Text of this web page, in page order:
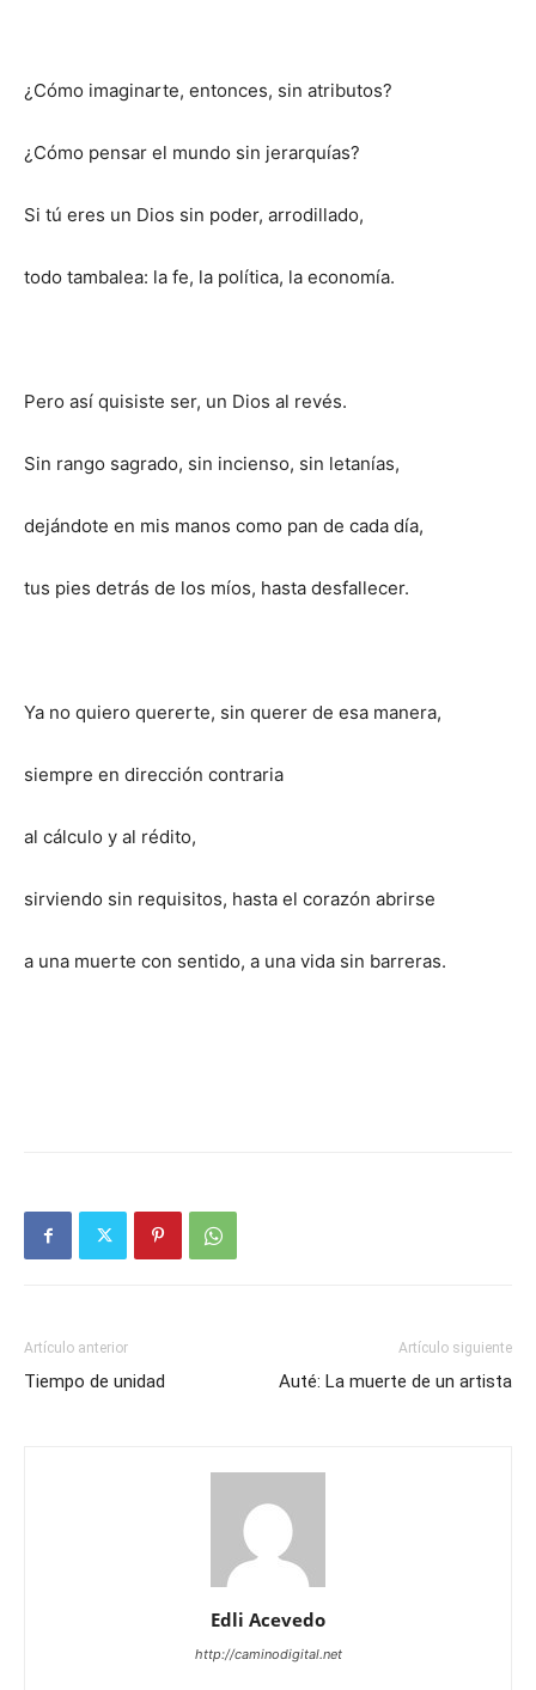
¿Cómo imaginarte, entonces, sin atributos?
¿Cómo pensar el mundo sin jerarquías?
Si tú eres un Dios sin poder, arrodillado,
todo tambalea: la fe, la política, la economía.
Pero así quisiste ser, un Dios al revés.
Sin rango sagrado, sin incienso, sin letanías,
dejándote en mis manos como pan de cada día,
tus pies detrás de los míos, hasta desfallecer.
Ya no quiero quererte, sin querer de esa manera,
siempre en dirección contraria
al cálculo y al rédito,
sirviendo sin requisitos, hasta el corazón abrirse
a una muerte con sentido, a una vida sin barreras.
Artículo anterior
Tiempo de unidad
Artículo siguiente
Auté: La muerte de un artista
Edli Acevedo
http://caminodigital.net